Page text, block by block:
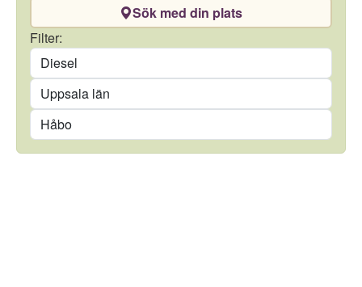
Sök med din plats
Filter:
Län
Kommun